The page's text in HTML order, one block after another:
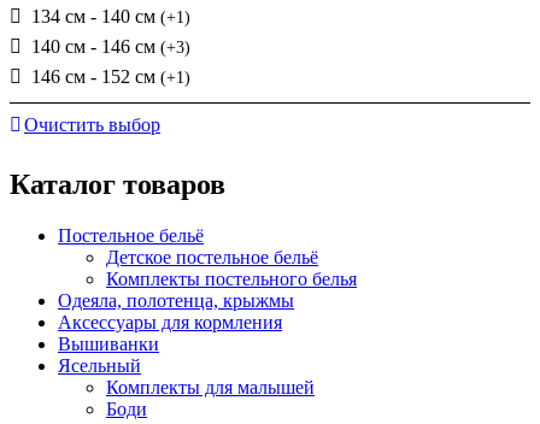
134 см - 140 см (+1)
140 см - 146 см (+3)
146 см - 152 см (+1)
Очистить выбор
Каталог товаров
Постельное бельё
Детское постельное бельё
Комплекты постельного белья
Одеяла, полотенца, крыжмы
Аксессуары для кормления
Вышиванки
Ясельный
Комплекты для малышей
Боди